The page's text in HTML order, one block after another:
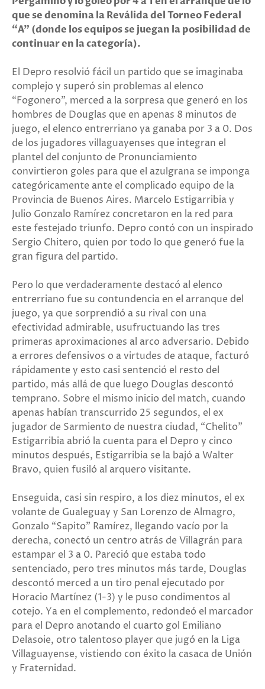
que se denomina la Reválida del Torneo Federal
“A” (donde los equipos se juegan la posibilidad de
continuar en la categoría).
El Depro resolvió fácil un partido que se imaginaba
complejo y superó sin problemas al elenco
“Fogonero”, merced a la sorpresa que generó en los
hombres de Douglas que en apenas 8 minutos de
juego, el elenco entrerriano ya ganaba por 3 a 0. Dos
de los jugadores villaguayenses que integran el
plantel del conjunto de Pronunciamiento
convirtieron goles para que el azulgrana se imponga
categóricamente ante el complicado equipo de la
Provincia de Buenos Aires. Marcelo Estigarribia y
Julio Gonzalo Ramírez concretaron en la red para
este festejado triunfo. Depro contó con un inspirado
Sergio Chitero, quien por todo lo que generó fue la
gran figura del partido.
Pero lo que verdaderamente destacó al elenco
entrerriano fue su contundencia en el arranque del
juego, ya que sorprendió a su rival con una
efectividad admirable, usufructuando las tres
primeras aproximaciones al arco adversario. Debido
a errores defensivos o a virtudes de ataque, facturó
rápidamente y esto casi sentenció el resto del
partido, más allá de que luego Douglas descontó
temprano. Sobre el mismo inicio del match, cuando
apenas habían transcurrido 25 segundos, el ex
jugador de Sarmiento de nuestra ciudad, “Chelito”
Estigarribia abrió la cuenta para el Depro y cinco
minutos después, Estigarribia se la bajó a Walter
Bravo, quien fusiló al arquero visitante.
Enseguida, casi sin respiro, a los diez minutos, el ex
volante de Gualeguay y San Lorenzo de Almagro,
Gonzalo “Sapito” Ramírez, llegando vacío por la
derecha, conectó un centro atrás de Villagrán para
estampar el 3 a 0. Pareció que estaba todo
sentenciado, pero tres minutos más tarde, Douglas
descontó merced a un tiro penal ejecutado por
Horacio Martínez (1-3) y le puso condimentos al
cotejo. Ya en el complemento, redondeó el marcador
para el Depro anotando el cuarto gol Emiliano
Delasoie, otro talentoso player que jugó en la Liga
Villaguayense, vistiendo con éxito la casaca de Unión
y Fraternidad.